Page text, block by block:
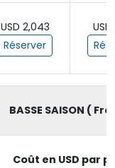
USD 2,043
Réserver
USD
BASSE SAISON (
Coût en USD par